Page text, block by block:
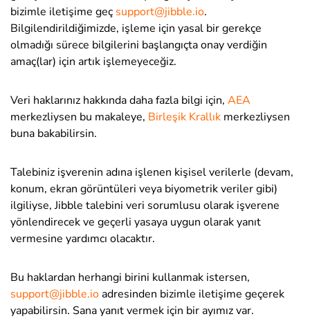
bizimle iletişime geç support@jibble.io.
Bilgilendirildiğimizde, işleme için yasal bir gerekçe
olmadığı sürece bilgilerini başlangıçta onay verdiğin
amaç(lar) için artık işlemeyeceğiz.
Veri haklarınız hakkında daha fazla bilgi için, AEA
merkezliysen bu makaleye, Birleşik Krallık merkezliysen
buna bakabilirsin.
Talebiniz işverenin adına işlenen kişisel verilerle (devam,
konum, ekran görüntüleri veya biyometrik veriler gibi)
ilgiliyse, Jibble talebini veri sorumlusu olarak işverene
yönlendirecek ve geçerli yasaya uygun olarak yanıt
vermesine yardımcı olacaktır.
Bu haklardan herhangi birini kullanmak istersen,
support@jibble.ioadresinden bizimle iletişime geçerek
yapabilirsin. Sana yanıt vermek için bir ayımız var.